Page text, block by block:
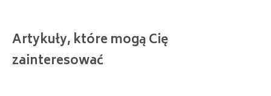
Artykuły, które mogą Cię
zainteresować